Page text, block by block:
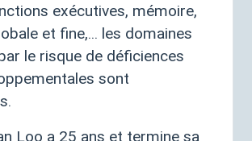
exécutives, mémoire,
et fine,... les domaines
le risque de déficiences
sont
Loo a 25 ans et termine sa